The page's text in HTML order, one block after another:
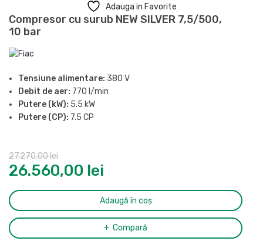
Adauga in Favorite
Compresor cu surub NEW SILVER 7,5/500,
10 bar
Tensiune alimentare: 380 V
Debit de aer: 770 l/min
Putere (kW): 5.5 kW
Putere (CP): 7.5 CP
Nivel de zgomot (LpA, la 4m):
Grad de protectie:IP54
Dimensiuni (L x l x H): 1935 x 610 x 1606 mm
Greutate:297 kg
26.560,00 lei
27.270,00lei
Adaugă în coș
Compară